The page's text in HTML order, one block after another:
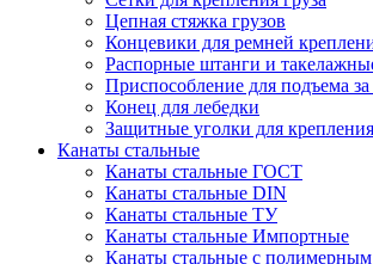
Цепная стяжка грузов
Концевики для ремней
Распорные штанги и
Приспособление для подъема за
Конец для лебедки
Защитные уголки для крепления
Канаты стальные
Канаты стальные ГОСТ
Канаты стальные DIN
Канаты стальные ТУ
Канаты стальные Импортные
Канаты стальные с